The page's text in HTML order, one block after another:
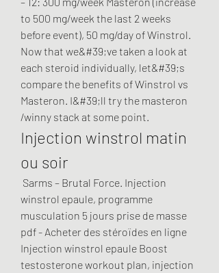
to 500 mg/week the last 2 weeks
before event), 50 mg/day of Winstrol.
Now that we&#39;ve taken a look at
each steroid individually, let&#39;s
compare the benefits of Winstrol vs
Masteron. I&#39;ll try the masteron
/winny stack at some point.
Injection winstrol matin
ou soir
winstrol epaule, programme
musculation 5 jours prise de masse
pdf - Acheter des stéroïdes en ligne
Injection winstrol epaule Boost
testosterone workout plan, injection